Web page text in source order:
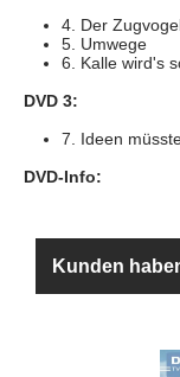
4. Der
5. Umwege
6. Kalle wird's
DVD 3:
7. Ideen
DVD-Info:
Kunden